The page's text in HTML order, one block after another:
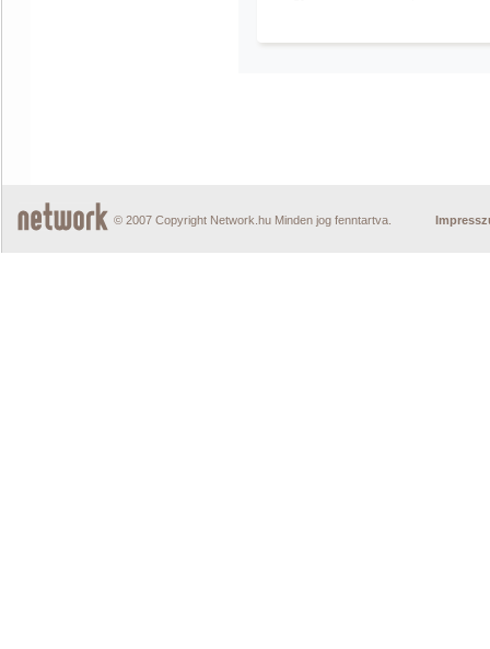
© 2007 Copyright Network.hu Minden jog fenntartva.